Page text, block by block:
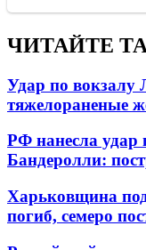
ЧИТАЙТЕ
Удар по вокзалу
тяжелораненые
РФ нанесла
Бандеролли:
Харьковщина
погиб, семеро